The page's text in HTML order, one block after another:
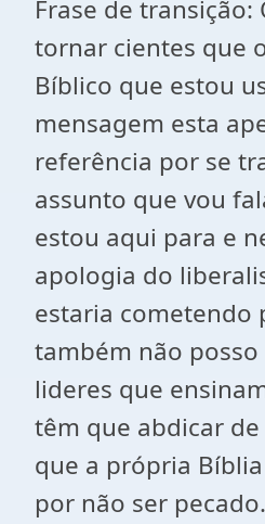
Frase de transição:
tornar cientes que
Bíblico que estou
mensagem esta
referência por se
assunto que vou
estou aqui para e
apologia do
estaria cometendo
também não
lideres que
têm que abdicar de
que a própria
por não ser pecado.